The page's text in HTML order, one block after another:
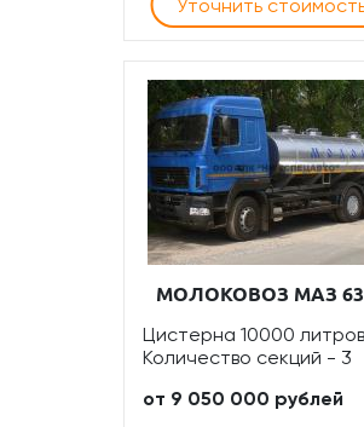
Уточнить
МОЛОКОВОЗ МАЗ
Цистерна 10000
Количество секций - 3
от 9 050 000 рублей